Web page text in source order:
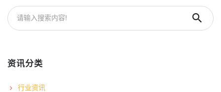
资讯分类
行业资讯